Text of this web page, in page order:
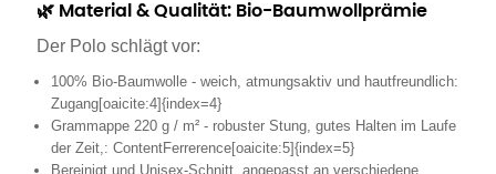
🌿 Material & Qualität: Bio-Baumwollprämie
Der Polo schlägt vor:
100% Bio-Baumwolle - weich, atmungsaktiv und hautfreundlich:
Zugang[oaicite:4]{index=4}
Grammappe 220 g / m² - robuster Stung, gutes Halten im Laufe
der Zeit,: ContentFerrerence[oaicite:5]{index=5}
Bereinigt und Unisex-Schnitt, angepasst an verschiedene